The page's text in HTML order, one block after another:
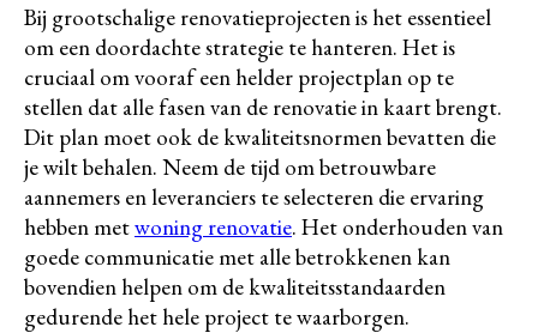
Bij grootschalige renovatieprojecten is het essentieel
om een doordachte strategie te hanteren. Het is
cruciaal om vooraf een helder projectplan op te
stellen dat alle fasen van de renovatie in kaart brengt.
Dit plan moet ook de kwaliteitsnormen bevatten die
je wilt behalen. Neem de tijd om betrouwbare
aannemers en leveranciers te selecteren die ervaring
hebben metwoning renovatie. Het onderhouden van
goede communicatie met alle betrokkenen kan
bovendien helpen om de kwaliteitsstandaarden
gedurende het hele project te waarborgen.